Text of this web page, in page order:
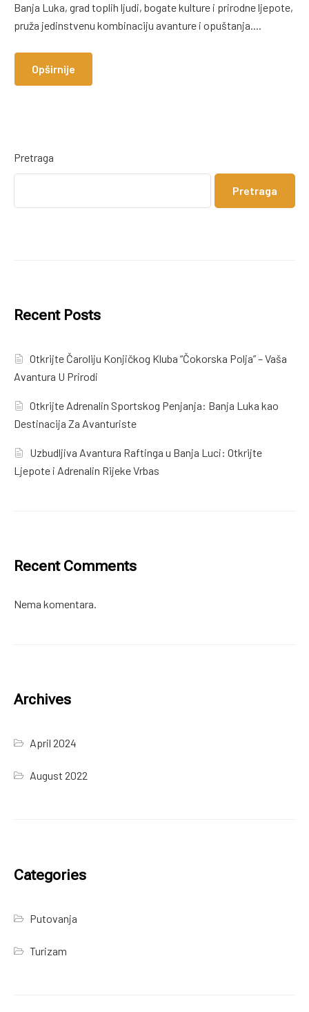
Banja Luka, grad toplih ljudi, bogate kulture i prirodne ljepote,
pruža jedinstvenu kombinaciju avanture i opuštanja....
Opširnije
Pretraga
Pretraga
Recent Posts
Otkrijte Čaroliju Konjičkog Kluba “Čokorska Polja” – Vaša
Avantura U Prirodi
Otkrijte Adrenalin Sportskog Penjanja: Banja Luka kao
Destinacija Za Avanturiste
Uzbudljiva Avantura Raftinga u Banja Luci: Otkrijte
Ljepote i Adrenalin Rijeke Vrbas
Recent Comments
Nema komentara.
Archives
April 2024
August 2022
Categories
Putovanja
Turizam